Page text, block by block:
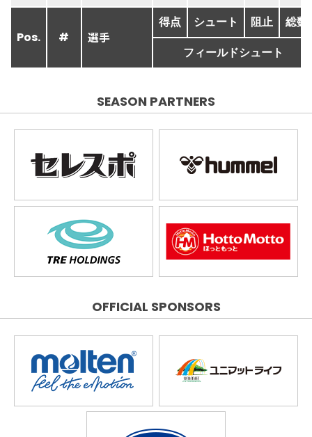
Pos. # 選手
得点 シュート 阻止 総数
フィールドシュート
SEASON PARTNERS
OFFICIAL SPONSORS